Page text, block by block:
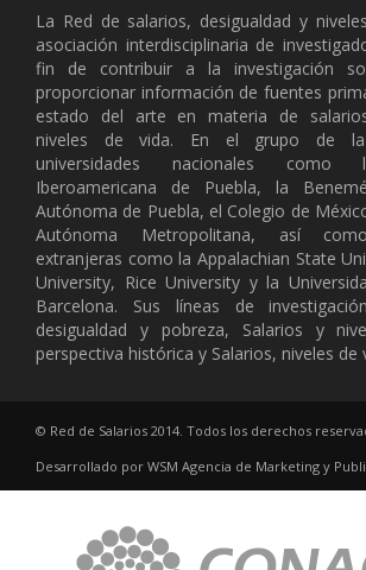
La Red de salarios, desigualdad y
asociación interdisciplinaria de
fin de contribuir a la investigación
proporcionar información de fuentes
estado del arte en materia de
niveles de vida. En el grupo de la
universidades nacionales como
Iberoamericana de Puebla, la
Autónoma de Puebla, el Colegio de
Autónoma Metropolitana, así
extranjeras como la Appalachian State
University, Rice University y la
Barcelona. Sus líneas de
desigualdad y pobreza, Salarios y
perspectiva histórica y Salarios, niveles de
© Red de Salarios 2014. Todos los derechos
Desarrollado por WSM Agencia de Marketing y